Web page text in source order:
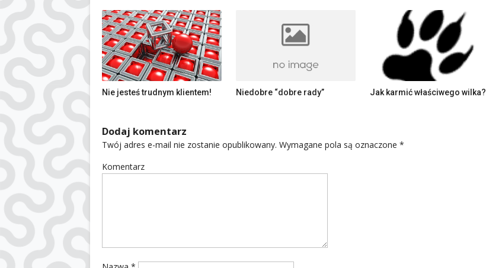
Nie jesteś trudnym klientem! Niedobre “dobre rady” Jak karmić właściwego wilka?
Dodaj komentarz
Twój adres e-mail nie zostanie opublikowany. Wymagane pola są oznaczone *
Komentarz